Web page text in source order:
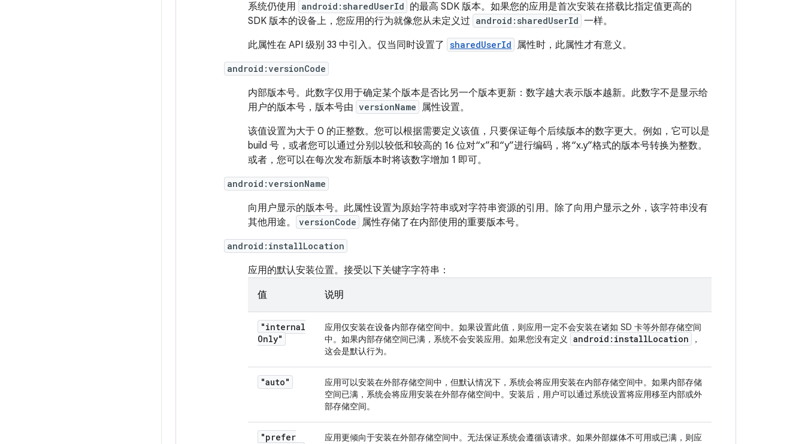
系统仍使用 android:sharedUserId 的最高 SDK 版本。如果您的应用是首次安装在搭载比指定值更高的
SDK 版本的设备上，您应用的行为就像您从未定义过 android:sharedUserId 一样。
此属性在 API 级别 33 中引入。仅当同时设置了 sharedUserId 属性时，此属性才有意义。
android:versionCode
内部版本号。此数字仅用于确定某个版本是否比另一个版本更新：数字越大表示版本越新。此数字不是显示给
用户的版本号，版本号由 versionName 属性设置。
该值设置为大于 0 的正整数。您可以根据需要定义该值，只要保证每个后续版本的数字更大。例如，它可以是
build 号，或者您可以通过分别以较低和较高的 16 位对“x”和“y”进行编码，将“x.y”格式的版本号转换为整数。
或者，您可以在每次发布新版本时将该数字增加 1 即可。
android:versionName
向用户显示的版本号。此属性设置为原始字符串或对字符串资源的引用。除了向用户显示之外，该字符串没有
其他用途。
versionCode 属性存储了在内部使用的重要版本号。
android:installLocation
应用的默认安装位置。接受以下关键字字符串：
值 说明
"internal
Only"
应用仅安装在设备内部存储空间中。如果设置此值，则应用一定不会安装在诸如 SD 卡等外部存储空间
中。如果内部存储空间已满，系统不会安装应用。如果您没有定义
android:installLocation
，
这会是默认行为。
"auto"
应用可以安装在外部存储空间中，但默认情况下，系统会将应用安装在内部存储空间中。如果内部存储
空间已满，系统会将应用安装在外部存储空间中。安装后，用户可以通过系统设置将应用移至内部或外
部存储空间。
"prefer
应用更倾向于安装在外部存储空间中。无法保证系统会遵循该请求。如果外部媒体不可用或已满，则应